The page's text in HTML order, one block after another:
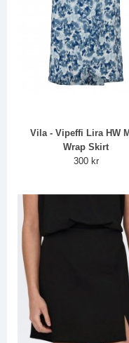
Vila - Vipeffi Lira HW
Wrap Skirt
300 kr